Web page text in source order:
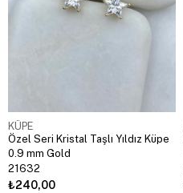
KÜPE
Özel Seri Kristal Taşlı Yıldız Küpe
0.9 mm Gold
21632
₺240,00